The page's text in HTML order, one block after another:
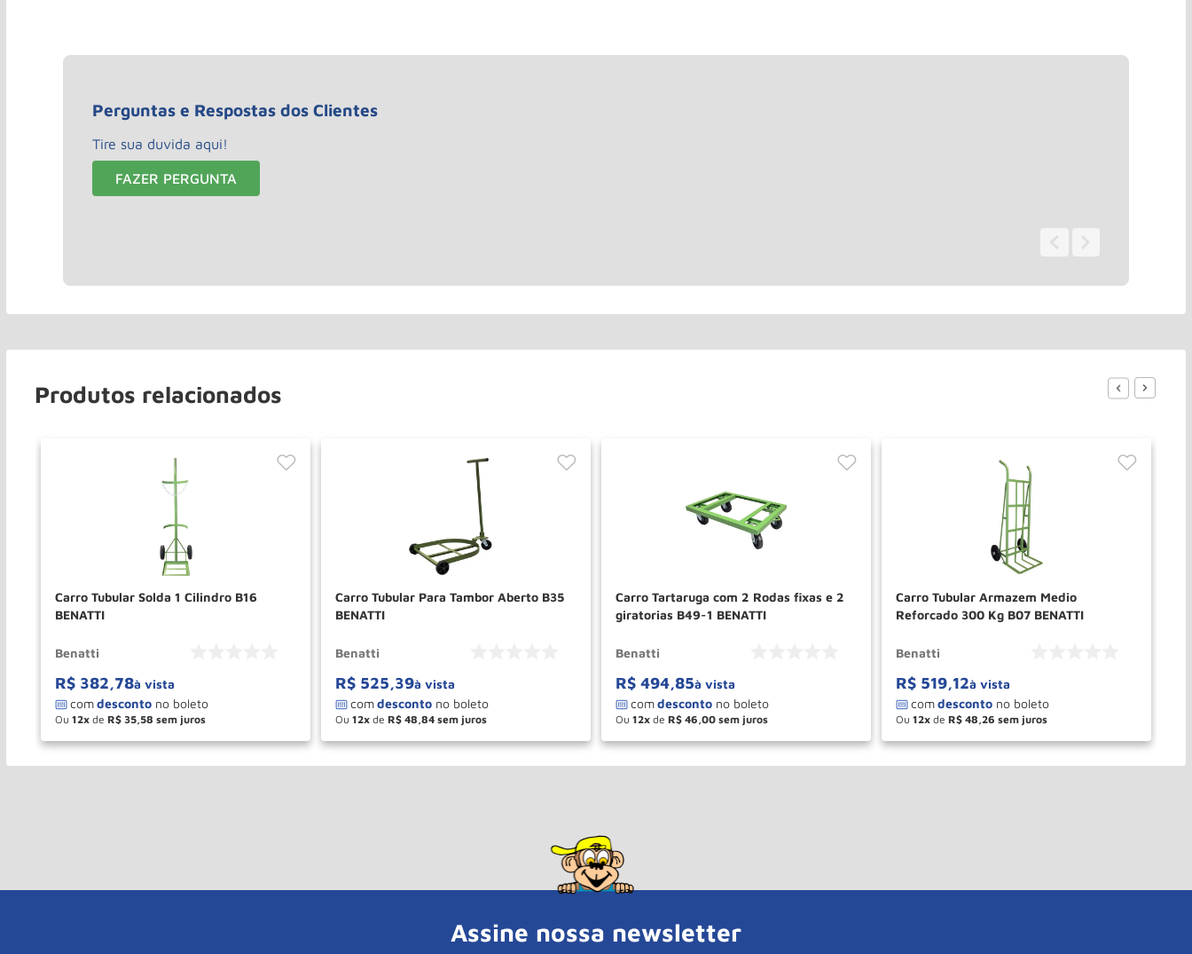
Perguntas e Respostas dos Clientes
Tire sua duvida aqui!
FAZER PERGUNTA
Produtos relacionados
Carro Tubular Solda 1 Cilindro B16
BENATTI
Benatti
R$ 382,78à vista
Ou 12 de R$ 35,58
＋
－ COMPRAR
Carro Tubular Para Tambor Aberto B35
BENATTI
Benatti
R$ 525,39à vista
Ou 12 de R$ 48,84
＋
－ COMPRAR
Carro Tartaruga com 2 Rodas fixas e 2
giratorias B49-1 BENATTI
Benatti
R$ 494,85à vista
Ou 12 de R$ 46,00
＋
－ COMPRAR
Carro Tubular Armazem Medio
Reforcado 300 Kg B07 BENATTI
Benatti
R$ 519,12à vista
Ou 12 de R$ 48,26
＋
－ COMPRAR
Assine nossa newsletter